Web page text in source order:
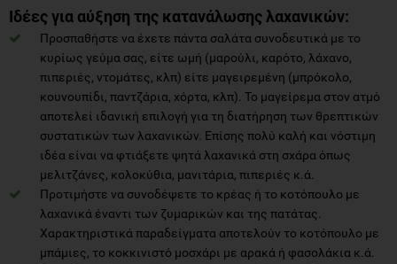
Ιδέες για αύξηση της κατανάλωσης λαχανικών:
Προσπαθήστε να έχετε πάντα σαλάτα συνοδευτικά με το
κυρίως γεύμα σας, είτε ωμή (μαρούλι, καρότο, λάχανο,
πιπεριές, ντομάτες, κλπ) είτε μαγειρεμένη (μπρόκολο,
κουνουπίδι, παντζάρια, χόρτα, κλπ). Το μαγείρεμα στον ατμό
αποτελεί ιδανική επιλογή για τη διατήρηση των θρεπτικών
συστατικών των λαχανικών. Επίσης πολύ καλή και νόστιμη
ιδέα είναι να φτιάξετε ψητά λαχανικά στη σχάρα όπως
μελιτζάνες, κολοκύθια, μανιτάρια, πιπεριές κ.ά.
Προτιμήστε να συνοδέψετε το κρέας ή το κοτόπουλο με
λαχανικά έναντι των ζυμαρικών και της πατάτας.
Χαρακτηριστικά παραδείγματα αποτελούν το κοτόπουλο με
μπάμιες, το κοκκινιστό μοσχάρι με αρακά ή φασολάκια κ.ά.